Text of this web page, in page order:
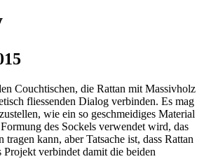
Couchtischen, die Rattan mit Massivholz
fliessenden Dialog verbinden. Es mag
wie ein so geschmeidiges Material
des Sockels verwendet wird, das
kann, aber Tatsache ist, dass Rattan
Projekt verbindet damit die beiden